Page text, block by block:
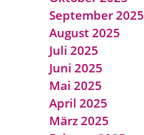
September 2025
August 2025
Juli 2025
Juni 2025
Mai 2025
April 2025
März 2025